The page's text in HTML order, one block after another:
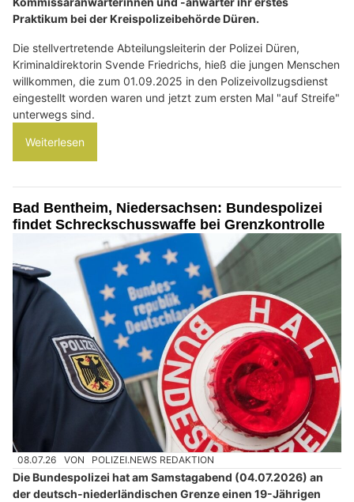
Praktikum bei der Kreispolizeibehörde Düren.
Die stellvertretende Abteilungsleiterin der Polizei Düren,
Kriminaldirektorin Svende Friedrichs, hieß die jungen Menschen
willkommen, die zum 01.09.2025 in den Polizeivollzugsdienst
eingestellt worden waren und jetzt zum ersten Mal "auf Streife"
unterwegs sind.
Weiterlesen
Bad Bentheim, Niedersachsen: Bundespolizei
findet Schreckschusswaffe bei Grenzkontrolle
08.07.26 VON POLIZEI.NEWS REDAKTION
Die Bundespolizei hat am Samstagabend (04.07.2026) an
der deutsch-niederländischen Grenze einen 19-Jährigen